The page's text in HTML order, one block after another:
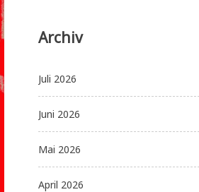
Archiv
Juli 2026
Juni 2026
Mai 2026
April 2026